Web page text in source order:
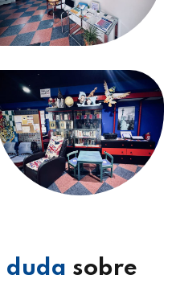
duda sobre